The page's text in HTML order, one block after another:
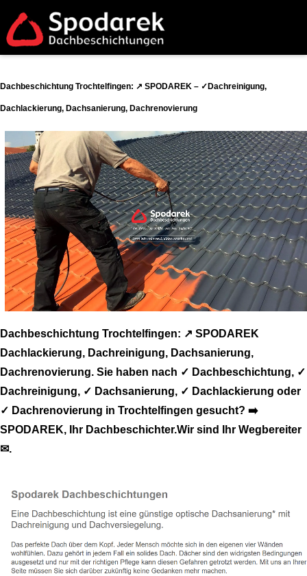
Dachbeschichtung Trochtelfingen: ↗️ SPODAREK – ✓Dachreinigung,
Dachlackierung, Dachsanierung, Dachrenovierung
Dachbeschichtung Trochtelfingen: ↗️ SPODAREK
Dachlackierung, Dachreinigung, Dachsanierung,
Dachrenovierung. Sie haben nach ✓ Dachbeschichtung, ✓
Dachreinigung, ✓ Dachsanierung, ✓ Dachlackierung oder
✓ Dachrenovierung in Trochtelfingen gesucht? ➡️
SPODAREK, Ihr Dachbeschichter.Wir sind Ihr Wegbereiter
✉.